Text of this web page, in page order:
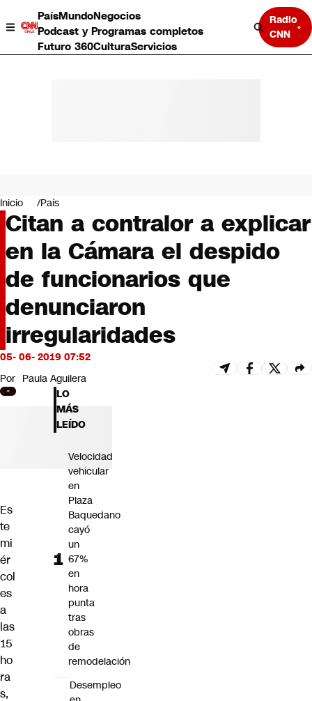
PaísMundoNegocios
Podcast y Programas completos
Futuro 360CulturaServicios
Radio
CNN
Negocios
Deportes
Programas completos
Cultura
Servicios
Bits
CNN tiempo
Opinión
Inicio País
Citan a contralor a explicar
en la Cámara el despido
de funcionarios que
denunciaron
irregularidades
05- 06- 2019 07:52
Por Paula Aguilera
Es
te
mi
ér
col
es
a
las
15
ho
ra
s,
LO
MÁS
LEÍDO
Velocidad
vehicular
en
Plaza
Baquedano
cayó
un
67%
en
hora
punta
tras
obras
de
remodelación
Desempleo